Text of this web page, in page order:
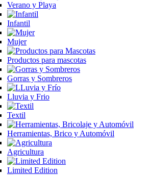
Verano y Playa
Infantil
Mujer
Productos para mascotas
Gorras y Sombreros
Lluvia y Frio
Textil
Herramientas, Brico y Automóvil
Agricultura
Limited Edition